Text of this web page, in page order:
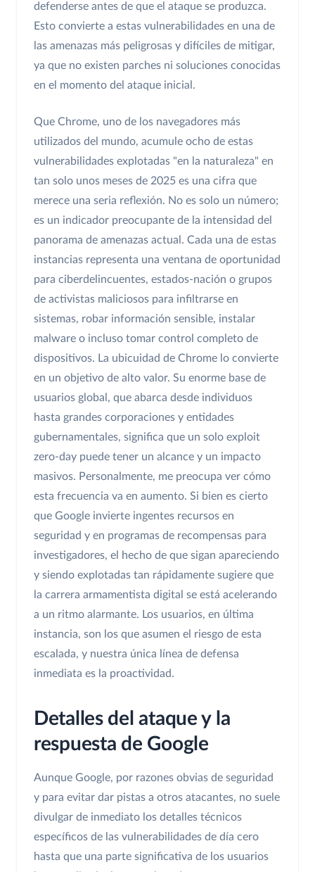
defenderse antes de que el ataque se produzca.
Esto convierte a estas vulnerabilidades en una de
las amenazas más peligrosas y difíciles de mitigar,
ya que no existen parches ni soluciones conocidas
en el momento del ataque inicial.
Que Chrome, uno de los navegadores más
utilizados del mundo, acumule ocho de estas
vulnerabilidades explotadas "en la naturaleza" en
tan solo unos meses de 2025 es una cifra que
merece una seria reflexión. No es solo un número;
es un indicador preocupante de la intensidad del
panorama de amenazas actual. Cada una de estas
instancias representa una ventana de oportunidad
para ciberdelincuentes, estados-nación o grupos
de activistas maliciosos para infiltrarse en
sistemas, robar información sensible, instalar
malware o incluso tomar control completo de
dispositivos. La ubicuidad de Chrome lo convierte
en un objetivo de alto valor. Su enorme base de
usuarios global, que abarca desde individuos
hasta grandes corporaciones y entidades
gubernamentales, significa que un solo exploit
zero-day puede tener un alcance y un impacto
masivos. Personalmente, me preocupa ver cómo
esta frecuencia va en aumento. Si bien es cierto
que Google invierte ingentes recursos en
seguridad y en programas de recompensas para
investigadores, el hecho de que sigan apareciendo
y siendo explotadas tan rápidamente sugiere que
la carrera armamentista digital se está acelerando
a un ritmo alarmante. Los usuarios, en última
instancia, son los que asumen el riesgo de esta
escalada, y nuestra única línea de defensa
inmediata es la proactividad.
Detalles del ataque y la
respuesta de Google
Aunque Google, por razones obvias de seguridad
y para evitar dar pistas a otros atacantes, no suele
divulgar de inmediato los detalles técnicos
específicos de las vulnerabilidades de día cero
hasta que una parte significativa de los usuarios